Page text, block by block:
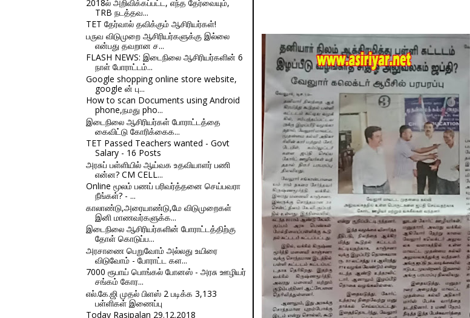
2018ல் அறிவிக்கப்பட்ட, எந்த தேர்வையும்,
TRB நடத்தவ...
TET தேர்வால் தவிக்கும் ஆசிரியர்கள்!
பருவ விடுமுறை ஆசிரியர்களுக்கு இல்லை
என்பது தவறான ச...
FLASH NEWS: இடைநிலை ஆசிரியர்களின் 6
நாள் போராட்டம்...
Google shopping online store website,
google ன் பு...
How to scan Documents using Android
phone,நமது pho...
இடைநிலை ஆசிரியர்கள் போராட்டத்தை
கைவிட்டு கோரிக்கைக...
TET Passed Teachers wanted - Govt
Salary - 16 Posts
அரசுப் பள்ளியில் ஆய்வக உதவியாளர் பணி
என்ன? CM CELL...
Online மூலம் பணப் பரிவர்த்தனை செய்பவரா
நீங்கள்? - ...
காலாண்டு,அரையாண்டு,மே விடுமுறைகள்
இனி மாணவர்களுக்க...
இடைநிலை ஆசிரியர்களின் போராட்டத்திற்கு
தோள் கொடுப்ப...
அரசாணை பெறுவோம் அல்லது உயிரை
விடுவோம் - போராட்ட கள...
7000 ரூபாய் பொங்கல் போனஸ் - அரசு ஊழியர்
சங்கம் கோர...
எல்.கே.ஜி முதல் பிளஸ் 2 படிக்க 3,133
பள்ளிகள் இணைப்பு
Today Rasipalan 29.12.2018